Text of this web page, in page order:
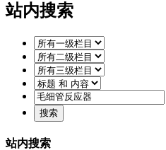
站内搜索
站内搜索